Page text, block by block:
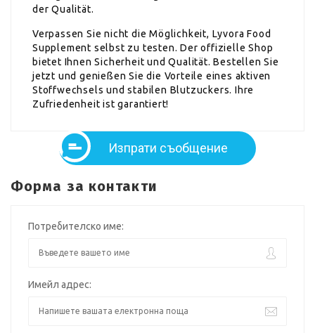
der Qualität.
Verpassen Sie nicht die Möglichkeit, Lyvora Food
Supplement selbst zu testen. Der offizielle Shop
bietet Ihnen Sicherheit und Qualität. Bestellen Sie
jetzt und genießen Sie die Vorteile eines aktiven
Stoffwechsels und stabilen Blutzuckers. Ihre
Zufriedenheit ist garantiert!
Изпрати съобщение
Форма за контакти
Потребителско име:
Имейл адрес: